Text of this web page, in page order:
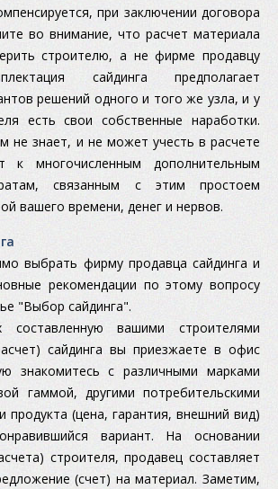
при заключении договора
во внимание, что расчет материала
строителю, а не фирме продавцу
сайдинга предполагает
решений одного и того же узла, и у
есть свои собственные наработки.
не знает, и не может учесть в расчете
к многочисленным дополнительным
связанным с этим простоем
вашего времени, денег и нервов.
выбрать фирму продавца сайдинга и
рекомендации по этому вопросу
"Выбор сайдинга".
вашими строителями
сайдинга вы приезжаете в офис
знакомитесь с различными марками
гаммой, другими потребительскими
продукта (цена, гарантия, внешний вид)
вариант. На основании
строителя, продавец составляет
(счет) на материал. Заметим,